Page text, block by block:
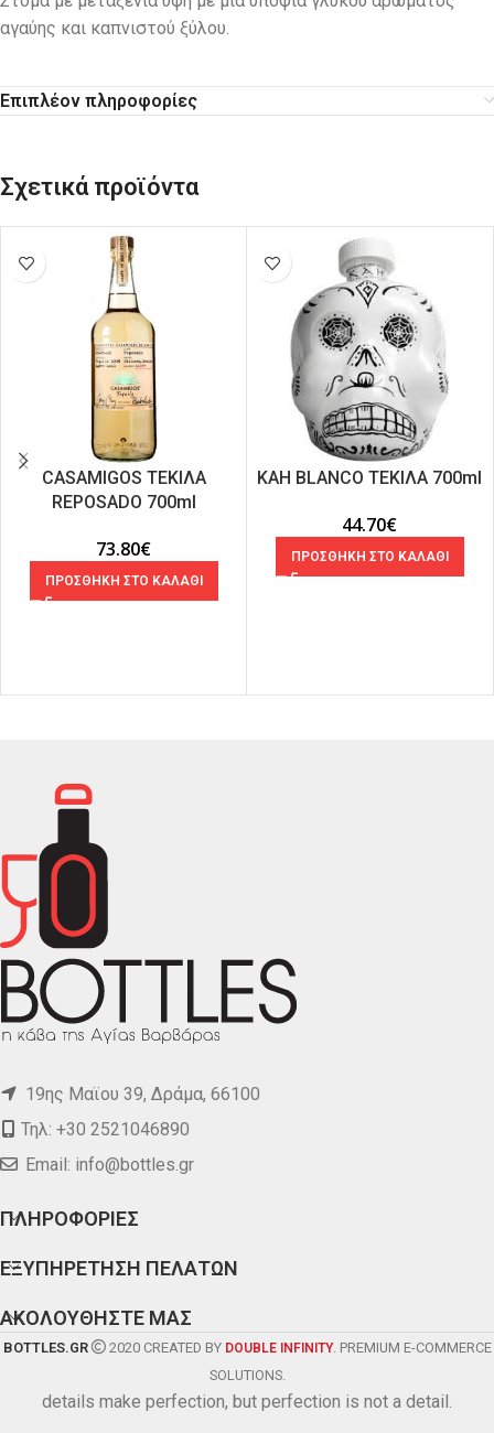
αγαύης και καπνιστού ξύλου.
Επιπλέον πληροφορίες
Σχετικά προϊόντα
CASAMIGOS ΤΕΚΙΛΑ
REPOSADO 700ml
73.80€
ΠΡΟΣΘΗΚΗ ΣΤΟ ΚΑΛΑΘΙ
KAH BLANCO ΤΕΚΙΛΑ 700ml
44.70€
ΠΡΟΣΘΗΚΗ ΣΤΟ ΚΑΛΑΘΙ
19ης Μαϊου 39, Δράμα, 66100
Τηλ: +30 2521046890
Email: info@bottles.gr
ΠΛΗΡΟΦΟΡΙΕΣ
ΕΞΥΠΗΡΕΤΗΣΗ ΠΕΛΑΤΩΝ
ΑΚΟΛΟΥΘΗΣΤΕ ΜΑΣ
BOTTLES.GR 2020 CREATED BY DOUBLE INFINITY. PREMIUM E-COMMERCE
SOLUTIONS.
details make perfection, but perfection is not a detail.